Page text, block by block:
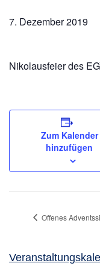
7. Dezember 2019
Nikolausfeier des
Zum Kalender
hinzufügen
Offenes